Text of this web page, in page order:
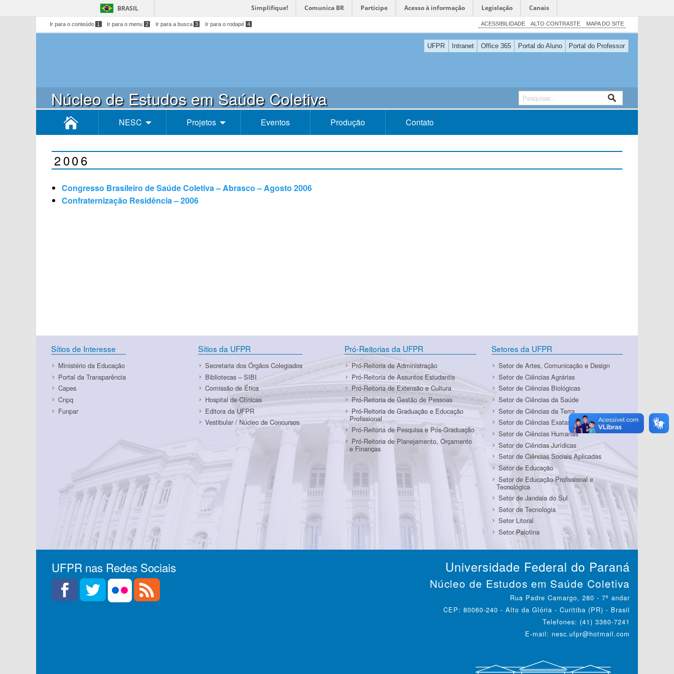
BRASIL Simplifique! Comunica BR Participe Acesso à informação Legislação Canais
Ir para o conteúdo 1 Ir para o menu 2 Ir para a busca 3 Ir para o rodapé 4 ACESSIBILIDADE ALTO CONTRASTE MAPA DO SITE
UFPR Intranet Office 365 Portal do Aluno Portal do Professor
Núcleo de Estudos em Saúde Coletiva
NESC Projetos Eventos Produção Contato
2006
Congresso Brasileiro de Saúde Coletiva – Abrasco – Agosto 2006
Confraternização Residência – 2006
Sítios de Interesse
Ministério da Educação
Portal da Transparência
Capes
Cnpq
Funpar
Sítios da UFPR
Secretaria dos Órgãos Colegiados
Bibliotecas – SIBI
Comissão de Ética
Hospital de Clínicas
Editora da UFPR
Vestibular / Núcleo de Concursos
Pró-Reitorias da UFPR
Pró-Reitoria de Administração
Pró-Reitoria de Assuntos Estudantis
Pró-Reitoria de Extensão e Cultura
Pró-Reitoria de Gestão de Pessoas
Pró-Reitoria de Graduação e Educação
Profissional
Pró-Reitoria de Pesquisa e Pós-Graduação
Pró-Reitoria de Planejamento, Orçamento
e Finanças
Setores da UFPR
Setor de Artes, Comunicação e Design
Setor de Ciências Agrárias
Setor de Ciências Biológicas
Setor de Ciências da Saúde
Setor de Ciências da Terra
Setor de Ciências Exatas
Setor de Ciências Humanas
Setor de Ciências Jurídicas
Setor de Ciências Sociais Aplicadas
Setor de Educação
Setor de Educação Profissional e
Tecnológica
Setor de Jandaia do Sul
Setor de Tecnologia
Setor Litoral
Setor Palotina
UFPR nas Redes Sociais Universidade Federal do Paraná
Núcleo de Estudos em Saúde Coletiva
Rua Padre Camargo, 280 - 7º andar
CEP: 80060-240 - Alto da Glória - Curitiba (PR) - Brasil
Telefones: (41) 3360-7241
E-mail: nesc.ufpr@hotmail.com